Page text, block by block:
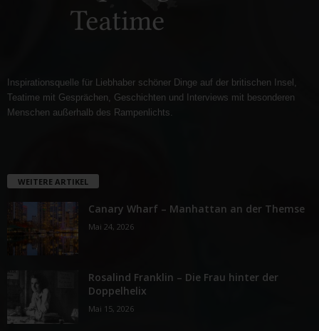
Inspirationsquelle für Liebhaber schöner Dinge auf der britischen Insel,
Teatime mit Gesprächen, Geschichten und Interviews mit besonderen
Menschen außerhalb des Rampenlichts.
WEITERE ARTIKEL
Canary Wharf – Manhattan an der Themse
Mai 24, 2026
Rosalind Franklin – Die Frau hinter der
Doppelhelix
Mai 15, 2026